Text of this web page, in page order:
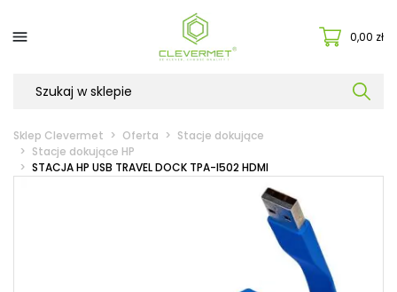
 0,00 zł
Sklep Clevermet Oferta
Stacje dokujące
Stacje dokujące HP
STACJA HP USB TRAVEL DOCK TPA-I502 HDMI